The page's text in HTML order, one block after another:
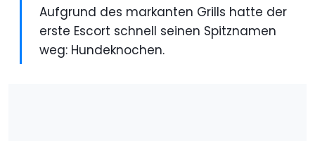
Aufgrund des markanten Grills hatte der
erste Escort schnell seinen Spitznamen
weg: Hundeknochen.